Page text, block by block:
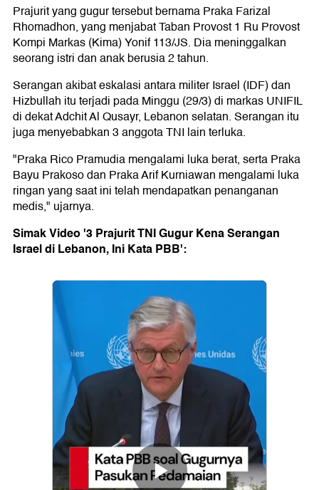
Prajurit yang gugur tersebut bernama Praka Farizal
Rhomadhon, yang menjabat Taban Provost 1 Ru Provost
Kompi Markas (Kima) Yonif 113/JS. Dia meninggalkan
seorang istri dan anak berusia 2 tahun.
Serangan akibat eskalasi antara militer Israel (IDF) dan
Hizbullah itu terjadi pada Minggu (29/3) di markas UNIFIL
di dekat Adchit Al Qusayr, Lebanon selatan. Serangan itu
juga menyebabkan 3 anggota TNI lain terluka.
"Praka Rico Pramudia mengalami luka berat, serta Praka
Bayu Prakoso dan Praka Arif Kurniawan mengalami luka
ringan yang saat ini telah mendapatkan penanganan
medis," ujarnya.
Simak Video '3 Prajurit TNI Gugur Kena Serangan
Israel di Lebanon, Ini Kata PBB':